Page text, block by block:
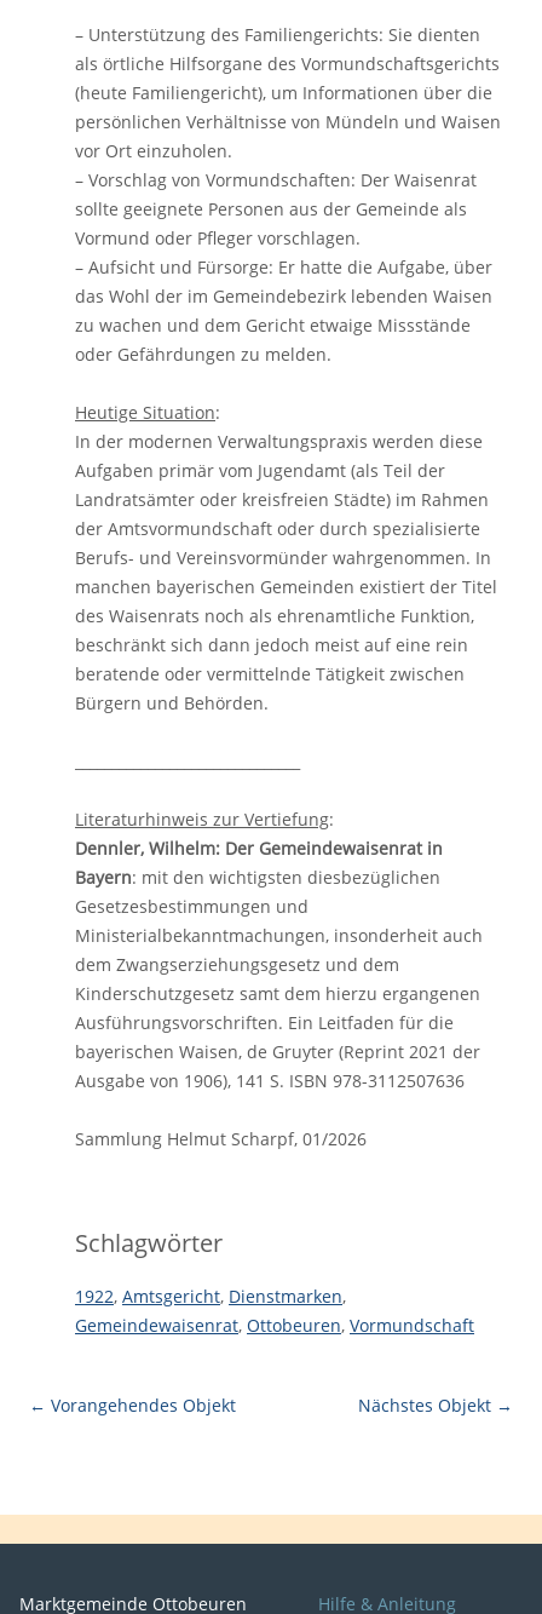
– Unterstützung des Familiengerichts: Sie dienten
als örtliche Hilfsorgane des Vormundschaftsgerichts
(heute Familiengericht), um Informationen über die
persönlichen Verhältnisse von Mündeln und Waisen
vor Ort einzuholen.
– Vorschlag von Vormundschaften: Der Waisenrat
sollte geeignete Personen aus der Gemeinde als
Vormund oder Pfleger vorschlagen.
– Aufsicht und Fürsorge: Er hatte die Aufgabe, über
das Wohl der im Gemeindebezirk lebenden Waisen
zu wachen und dem Gericht etwaige Missstände
oder Gefährdungen zu melden.
Heutige Situation:
In der modernen Verwaltungspraxis werden diese
Aufgaben primär vom Jugendamt (als Teil der
Landratsämter oder kreisfreien Städte) im Rahmen
der Amtsvormundschaft oder durch spezialisierte
Berufs- und Vereinsvormünder wahrgenommen. In
manchen bayerischen Gemeinden existiert der Titel
des Waisenrats noch als ehrenamtliche Funktion,
beschränkt sich dann jedoch meist auf eine rein
beratende oder vermittelnde Tätigkeit zwischen
Bürgern und Behörden.
Literaturhinweis zur Vertiefung:
Dennler, Wilhelm: Der Gemeindewaisenrat in
Bayern: mit den wichtigsten diesbezüglichen
Gesetzesbestimmungen und
Ministerialbekanntmachungen, insonderheit auch
dem Zwangserziehungsgesetz und dem
Kinderschutzgesetz samt dem hierzu ergangenen
Ausführungsvorschriften. Ein Leitfaden für die
bayerischen Waisen, de Gruyter (Reprint 2021 der
Ausgabe von 1906), 141 S. ISBN 978-3112507636
Sammlung Helmut Scharpf, 01/2026
Schlagwörter
1922, Amtsgericht, Dienstmarken,
Gemeindewaisenrat, Ottobeuren, Vormundschaft
← Vorangehendes Objekt Nächstes Objekt →
Marktgemeinde Ottobeuren Hilfe & Anleitung